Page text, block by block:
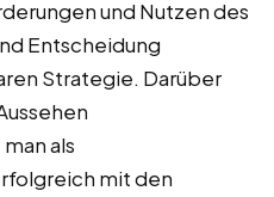
und Nutzen des
Entscheidung
Strategie. Darüber
als
mit den